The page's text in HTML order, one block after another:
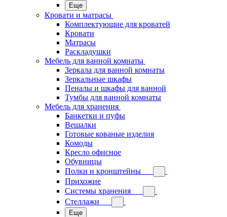
Еще
Кровати и матрасы
Комплектующие для кроватей
Кровати
Матрасы
Раскладушки
Мебель для ванной комнаты
Зеркала для ванной комнаты
Зеркальные шкафы
Пеналы и шкафы для ванной
Тумбы для ванной комнаты
Мебель для хранения
Банкетки и пуфы
Вешалки
Готовые кованые изделия
Комоды
Кресло офисное
Обувницы
Полки и кронштейны
Прихожие
Системы хранения
Стеллажи
Еще